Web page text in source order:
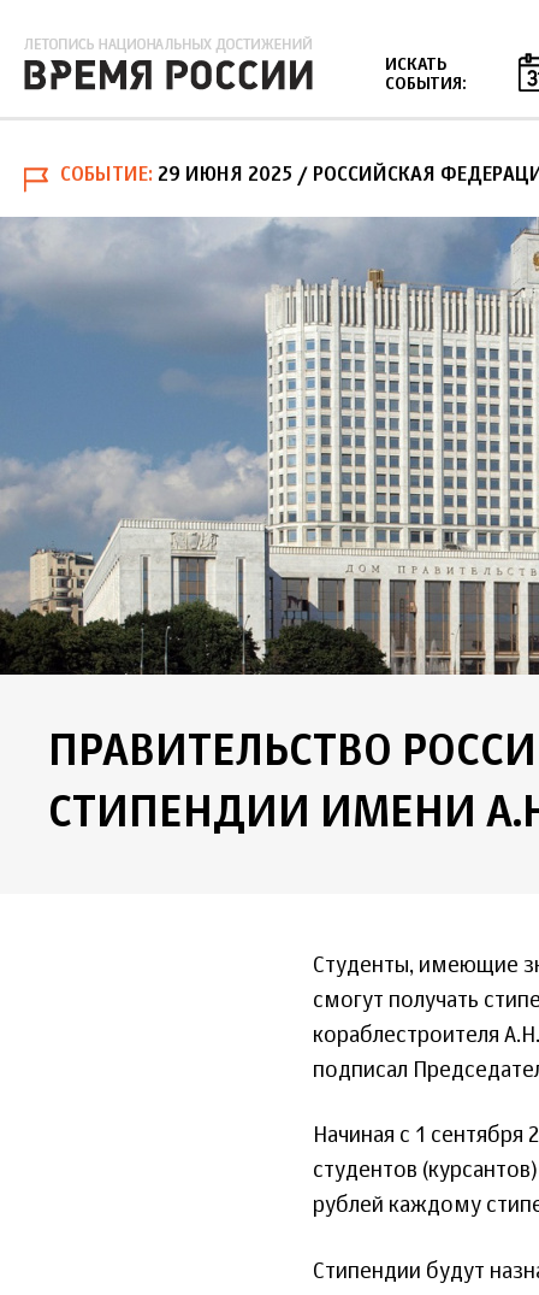
ИСКАТЬ
СОБЫТИЯ:
СОБЫТИЕ 29 ИЮНЯ 2025 / РОССИЙСКАЯ
ПРАВИТЕЛЬСТВО
СТИПЕНДИИ ИМЕНИ
Студенты, имеющие
смогут получать
кораблестроителя
подписал
Начиная с 1
студентов
рублей каждому
Стипендии будут